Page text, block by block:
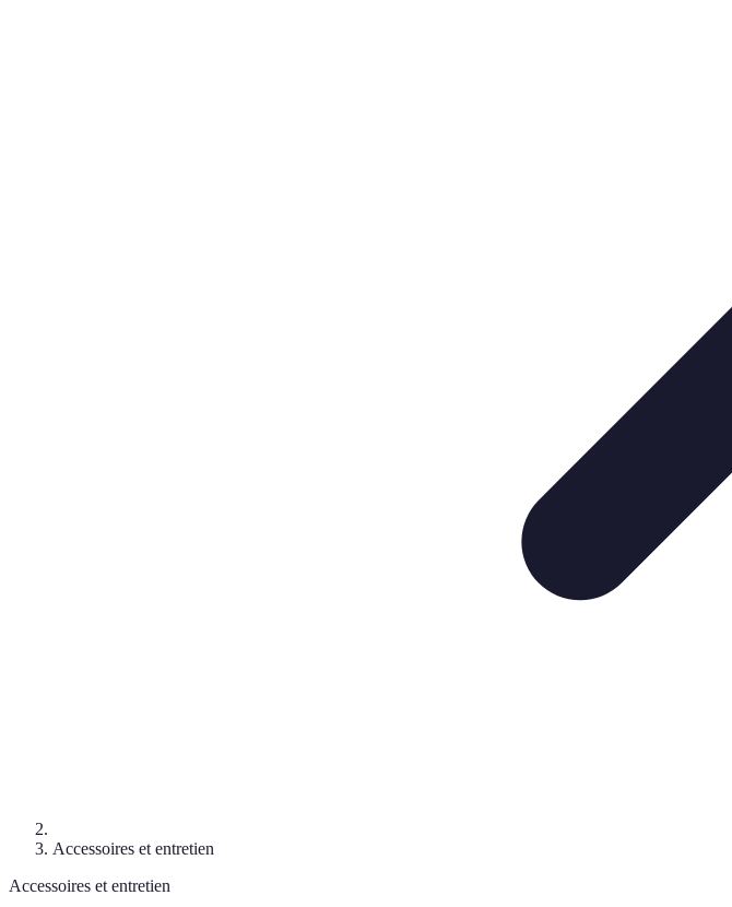
Accessoires et entretien
Accessoires et entretien